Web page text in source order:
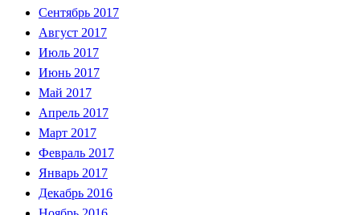
Сентябрь 2017
Август 2017
Июль 2017
Июнь 2017
Май 2017
Апрель 2017
Март 2017
Февраль 2017
Январь 2017
Декабрь 2016